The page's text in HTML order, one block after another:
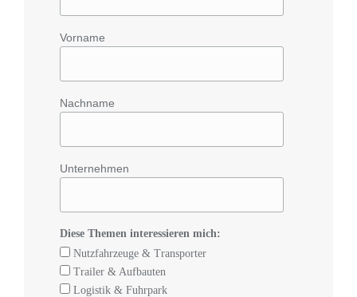
Vorname
Nachname
Unternehmen
Diese Themen interessieren mich:
Nutzfahrzeuge & Transporter
Trailer & Aufbauten
Logistik & Fuhrpark